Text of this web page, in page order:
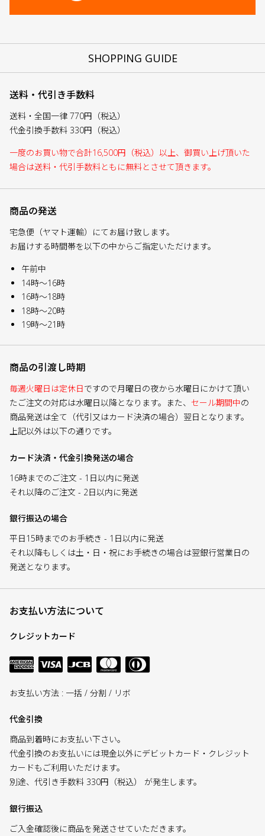
SHOPPING GUIDE
送料・代引き手数料
送料・全国一律 770円（税込）
代金引換手数料 330円（税込）
一度のお買い物で合計16,500円（税込）以上、御買い上げ頂いた
場合は送料・代引手数料ともに無料とさせて頂きます。
商品の発送
宅急便（ヤマト運輸）にてお届け致します。
お届けする時間帯を以下の中からご指定いただけます。
午前中
14時～16時
16時～18時
18時～20時
19時～21時
商品の引渡し時期
毎週火曜日は定休日ですので月曜日の夜から水曜日にかけて頂い
たご注文の対応は水曜日以降となります。また、 セール期間中の
商品発送は全て（代引又はカード決済の場合）翌日となります。
上記以外は以下の通りです。
カード決済・代金引換発送の場合
16時までのご注文 - 1日以内に発送
それ以降のご注文 - 2日以内に発送
銀行振込の場合
平日15時までのお手続き - 1日以内に発送
それ以降もしくは土・日・祝にお手続きの場合は翌銀行営業日の
発送となります。
お支払い方法について
クレジットカード
お支払い方法 : 一括 / 分割 / リボ
代金引換
商品到着時にお支払い下さい。
代金引換のお支払いには現金以外にデビットカード・クレジット
カードもご利用いただけます。
別途、代引き手数料 330円（税込） が発生します。
銀行振込
ご入金確認後に商品を発送させていただきます。